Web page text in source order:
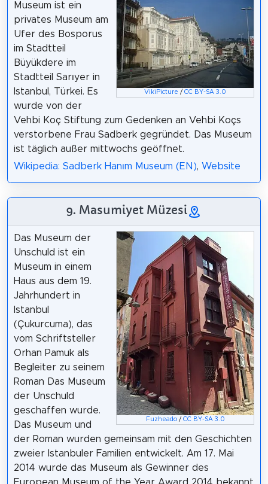
VikiPicture /CC BY-SA 3.0
Museum ist ein
privates Museum am
Ufer des Bosporus
im Stadtteil
Büyükdere im
Stadtteil Sarıyer in
Istanbul, Türkei. Es
wurde von der
Vehbi Koç Stiftung zum Gedenken an Vehbi Koçs
verstorbene Frau Sadberk gegründet. Das Museum
ist täglich außer mittwochs geöffnet.
Wikipedia: Sadberk Hanım Museum (EN), Website
9. Masumiyet Müzesi
Fuzheado/ CC BY-SA 3.0
Das Museum der
Unschuld ist ein
Museum in einem
Haus aus dem 19.
Jahrhundert in
Istanbul
(Çukurcuma), das
vom Schriftsteller
Orhan Pamuk als
Begleiter zu seinem
Roman Das Museum
der Unschuld
geschaffen wurde.
Das Museum und
der Roman wurden gemeinsam mit den Geschichten
zweier Istanbuler Familien entwickelt. Am 17. Mai
2014 wurde das Museum als Gewinner des